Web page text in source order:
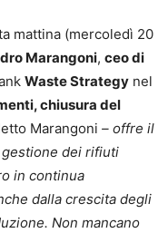
mattina (mercoledì 20
Marangoni, ceo di
Waste Strategy nel
chiusura del
Marangoni – offre il
gestione dei rifiuti
in continua
dalla crescita degli
Non mancano